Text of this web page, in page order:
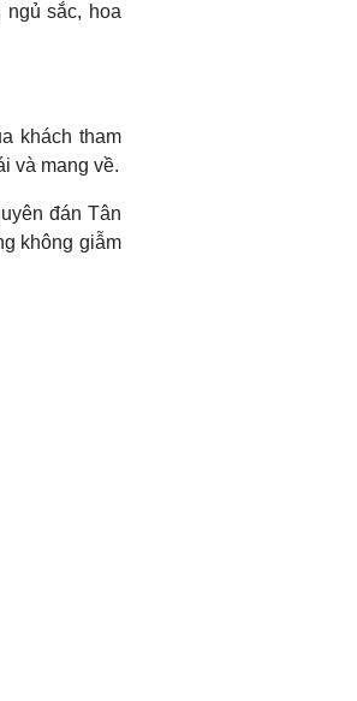
sắc, hoa
khách tham
và mang về.
đán Tân
không giẫm